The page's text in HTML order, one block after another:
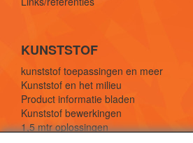
KUNSTSTOF
kunststof toepassingen en meer
Kunststof en het milieu
Product informatie bladen
Kunststof bewerkingen
1,5 mtr oplossingen